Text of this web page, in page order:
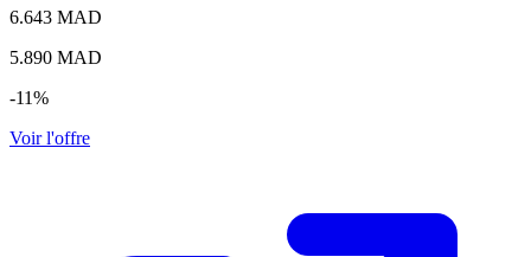
6.643 MAD
5.890 MAD
-11%
Voir l'offre